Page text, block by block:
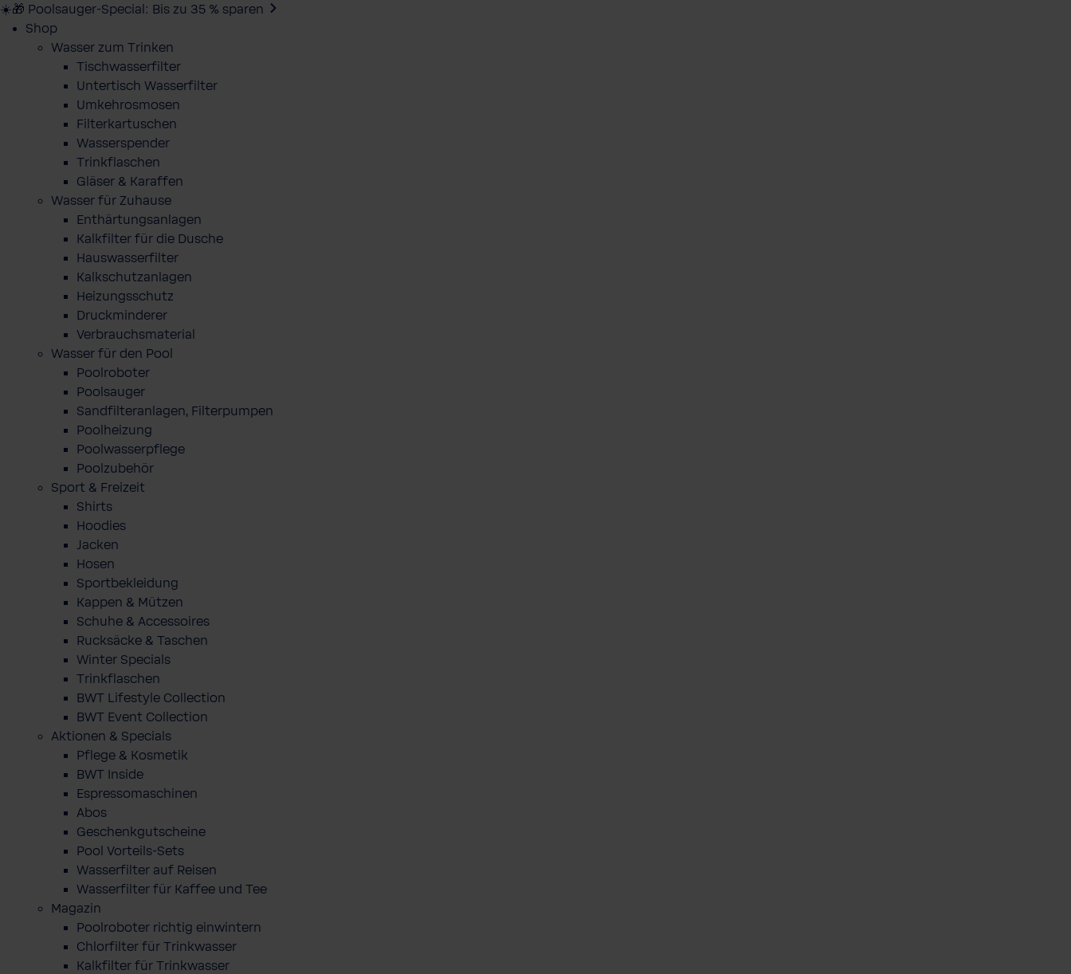
☀️🎁 Poolsauger-Special: Bis zu 35 % sparen
Shop
Wasser zum Trinken
Tischwasserfilter
Untertisch Wasserfilter
Umkehrosmosen
Filterkartuschen
Wasserspender
Trinkflaschen
Gläser & Karaffen
Wasser für Zuhause
Enthärtungsanlagen
Kalkfilter für die Dusche
Hauswasserfilter
Kalkschutzanlagen
Heizungsschutz
Druckminderer
Verbrauchsmaterial
Wasser für den Pool
Poolroboter
Poolsauger
Sandfilteranlagen, Filterpumpen
Poolheizung
Poolwasserpflege
Poolzubehör
Sport & Freizeit
Shirts
Hoodies
Jacken
Hosen
Sportbekleidung
Kappen & Mützen
Schuhe & Accessoires
Rucksäcke & Taschen
Winter Specials
Trinkflaschen
BWT Lifestyle Collection
BWT Event Collection
Aktionen & Specials
Pflege & Kosmetik
BWT Inside
Espressomaschinen
Abos
Geschenkgutscheine
Pool Vorteils-Sets
Wasserfilter auf Reisen
Wasserfilter für Kaffee und Tee
Magazin
Poolroboter richtig einwintern
Chlorfilter für Trinkwasser
Kalkfilter für Trinkwasser